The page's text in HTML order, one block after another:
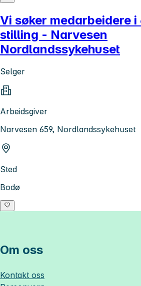
Vi søker medarbeidere
stilling - Narvesen
Nordlandssykehuset
Selger
Arbeidsgiver
Narvesen 659, Nordlandssykehuset
Sted
Bodø
Om oss
Kontakt oss